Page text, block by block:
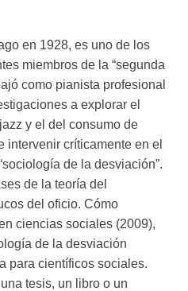
en algo que
para el consumo
aprenden a fumarla de
reales, pero además
y disfrutar de las
este texto, un clásico
instaló un nuevo
de las miradas
desviados y de un
desprejuiciado y
de sociólogos
paso para convertirse en
y tener un buen viaje.
en 1928, es uno de los
miembros de la “segunda
como pianista profesional
a explorar el
y el del consumo de
intervenir críticamente en el
de la desviación”.
de la teoría del
del oficio. Cómo
ciencias sociales (2009),
de la desviación
para científicos sociales.
tesis, un libro o un